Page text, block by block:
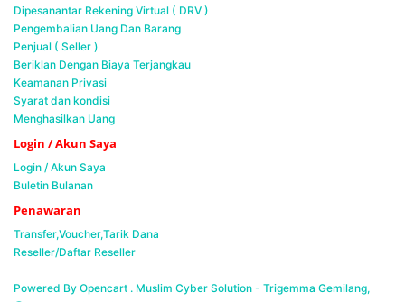
Dipesanantar Rekening Virtual ( DRV )
Pengembalian Uang Dan Barang
Penjual ( Seller )
Beriklan Dengan Biaya Terjangkau
Keamanan Privasi
Syarat dan kondisi
Menghasilkan Uang
Login / Akun Saya
Login / Akun Saya
Buletin Bulanan
Penawaran
Transfer,Voucher,Tarik Dana
Reseller/Daftar Reseller
Powered By Opencart . Muslim Cyber Solution - Trigemma Gemilang,